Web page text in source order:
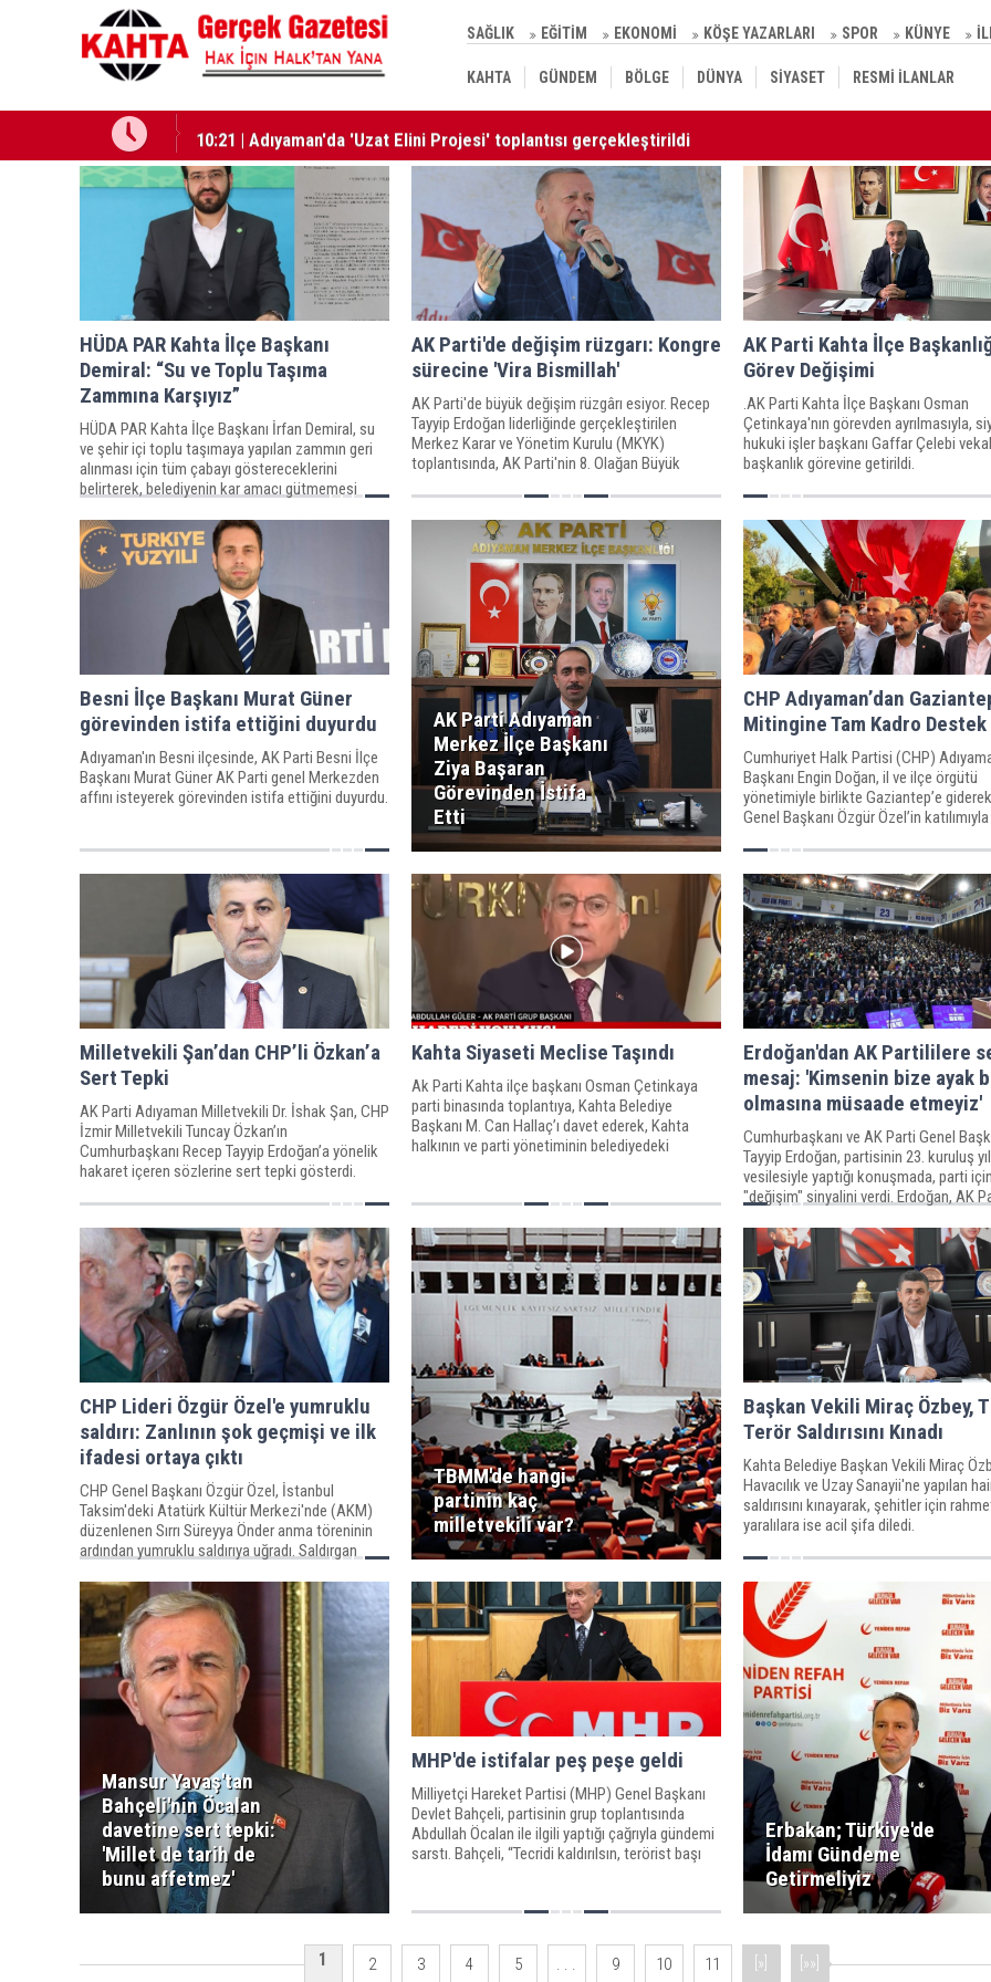
SAĞLIK EĞİTİM EKONOMİ KÖŞE YAZARLARI SPOR KÜNYE
KAHTA GÜNDEM BÖLGE DÜNYA SİYASET RESMİ İLANLAR
10:21 | Adıyaman'da 'Uzat Elini Projesi' toplantısı gerçekleştirildi
HÜDA PAR Kahta İlçe Başkanı
Demiral: “Su ve Toplu Taşıma
Zammına Karşıyız”
HÜDA PAR Kahta İlçe Başkanı İrfan Demiral, su
ve şehir içi toplu taşımaya yapılan zammın geri
alınması için tüm çabayı göstereceklerini
belirterek, belediyenin kar amacı gütmemesi
AK Parti'de değişim rüzgarı: Kongre
sürecine 'Vira Bismillah'
AK Parti'de büyük değişim rüzgârı esiyor. Recep
Tayyip Erdoğan liderliğinde gerçekleştirilen
Merkez Karar ve Yönetim Kurulu (MKYK)
toplantısında, AK Parti'nin 8. Olağan Büyük
AK Parti Kahta İlçe
Görev Değişimi
.AK Parti Kahta İlçe Başkanı Osman
Çetinkaya'nın görevden ayrılmasıyla,
hukuki işler başkanı Gaffar Çelebi
başkanlık görevine getirildi.
Besni İlçe Başkanı Murat Güner
görevinden istifa ettiğini duyurdu
Adıyaman'ın Besni ilçesinde, AK Parti Besni İlçe
Başkanı Murat Güner AK Parti genel Merkezden
affını isteyerek görevinden istifa ettiğini duyurdu.
AK Parti Adıyaman
Merkez İlçe Başkanı
Ziya Başaran
Görevinden İstifa
Etti
CHP Adıyaman’dan
Mitingine Tam Kadro Destek
Cumhuriyet Halk Partisi (CHP)
Başkanı Engin Doğan, il ve ilçe örgütü
yönetimiyle birlikte Gaziantep’e
Genel Başkanı Özgür Özel’in katılımıyla
verdi.
Milletvekili Şan’dan CHP’li Özkan’a
Sert Tepki
AK Parti Adıyaman Milletvekili Dr. İshak Şan, CHP
İzmir Milletvekili Tuncay Özkan’ın
Cumhurbaşkanı Recep Tayyip Erdoğan’a yönelik
hakaret içeren sözlerine sert tepki gösterdi.
Kahta Siyaseti Meclise Taşındı
Ak Parti Kahta ilçe başkanı Osman Çetinkaya
parti binasında toplantıya, Kahta Belediye
Başkanı M. Can Hallaç’ı davet ederek, Kahta
halkının ve parti yönetiminin belediyedeki
Erdoğan'dan AK Partililere
mesaj: 'Kimsenin bize ayak
olmasına müsaade etmeyiz'
Cumhurbaşkanı ve AK Parti Genel
Tayyip Erdoğan, partisinin 23. kuruluş
vesilesiyle yaptığı konuşmada, parti
"değişim" sinyalini verdi. Erdoğan, AK
çekilmesi gerektiğini belirterek,
ayak bağı olmasına müsaade
yaşına bakmayız" dedi.
CHP Lideri Özgür Özel'e yumruklu
saldırı: Zanlının şok geçmişi ve ilk
ifadesi ortaya çıktı
CHP Genel Başkanı Özgür Özel, İstanbul
Taksim'deki Atatürk Kültür Merkezi'nde (AKM)
düzenlenen Sırrı Süreyya Önder anma töreninin
ardından yumruklu saldırıya uğradı. Saldırgan
hem ilk ifadesi hem de geçmişi kamuoyunda
infial yarattı. Tengioğlu'nun 2004 yılında iki
çocuğunu öldürdüğü, 2020'de ise şartlı tahliye ile
serbest kaldığı ortaya çıktı. Özgür Özel saldırı
sonrası yaptığı açıklamada, “Bu, şahsıma değil;
siyasete, barışa ve ortak yaşam arzusuna
yapılmış bir saldırıdır” dedi.
TBMM'de hangi
partinin kaç
milletvekili var?
Başkan Vekili Miraç Özbey,
Terör Saldırısını Kınadı
Kahta Belediye Başkan Vekili Miraç
Havacılık ve Uzay Sanayii'ne yapılan
saldırısını kınayarak, şehitler için
yaralılara ise acil şifa diledi.
Mansur Yavaş'tan
Bahçeli'nin Öcalan
davetine sert tepki:
'Millet de tarih de
bunu affetmez'
MHP'de istifalar peş peşe geldi
Milliyetçi Hareket Partisi (MHP) Genel Başkanı
Devlet Bahçeli, partisinin grup toplantısında
Abdullah Öcalan ile ilgili yaptığı çağrıyla gündemi
sarstı. Bahçeli, “Tecridi kaldırılsın, terörist başı
hakkının kullanılması için başvurusunu yapsın.
Erbakan; Türkiye'de
İdamı Gündeme
Getirmeliyiz
1 2 3 4 5 . . . 9 10 11 [»] [»»]
Başkan Aslan: “Bedelini
Halkına Ödetmeyin”
Adıyaman'da Siyasetin
Gücü ve İshak Şan Faktörü
Ölü bulunan Narin
kişi gözaltına alındı